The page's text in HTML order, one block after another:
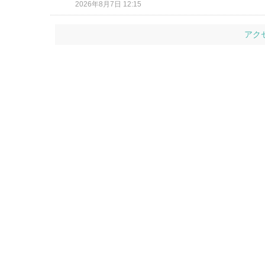
2026年8月7日 12:15
アク